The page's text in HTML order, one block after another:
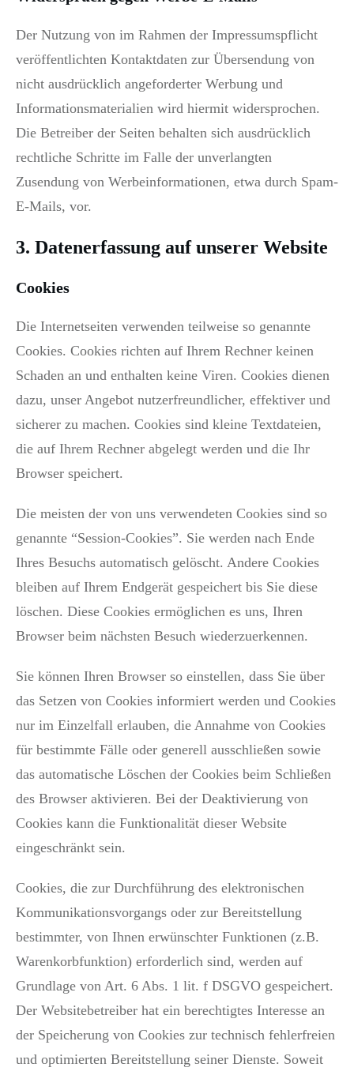
Der Nutzung von im Rahmen der Impressumspflicht
veröffentlichten Kontaktdaten zur Übersendung von
nicht ausdrücklich angeforderter Werbung und
Informationsmaterialien wird hiermit widersprochen.
Die Betreiber der Seiten behalten sich ausdrücklich
rechtliche Schritte im Falle der unverlangten
Zusendung von Werbeinformationen, etwa durch Spam-
E-Mails, vor.
3. Datenerfassung auf unserer Website
Cookies
Die Internetseiten verwenden teilweise so genannte
Cookies. Cookies richten auf Ihrem Rechner keinen
Schaden an und enthalten keine Viren. Cookies dienen
dazu, unser Angebot nutzerfreundlicher, effektiver und
sicherer zu machen. Cookies sind kleine Textdateien,
die auf Ihrem Rechner abgelegt werden und die Ihr
Browser speichert.
Die meisten der von uns verwendeten Cookies sind so
genannte “Session-Cookies”. Sie werden nach Ende
Ihres Besuchs automatisch gelöscht. Andere Cookies
bleiben auf Ihrem Endgerät gespeichert bis Sie diese
löschen. Diese Cookies ermöglichen es uns, Ihren
Browser beim nächsten Besuch wiederzuerkennen.
Sie können Ihren Browser so einstellen, dass Sie über
das Setzen von Cookies informiert werden und Cookies
nur im Einzelfall erlauben, die Annahme von Cookies
für bestimmte Fälle oder generell ausschließen sowie
das automatische Löschen der Cookies beim Schließen
des Browser aktivieren. Bei der Deaktivierung von
Cookies kann die Funktionalität dieser Website
eingeschränkt sein.
Cookies, die zur Durchführung des elektronischen
Kommunikationsvorgangs oder zur Bereitstellung
bestimmter, von Ihnen erwünschter Funktionen (z.B.
Warenkorbfunktion) erforderlich sind, werden auf
Grundlage von Art. 6 Abs. 1 lit. f DSGVO gespeichert.
Der Websitebetreiber hat ein berechtigtes Interesse an
der Speicherung von Cookies zur technisch fehlerfreien
und optimierten Bereitstellung seiner Dienste. Soweit